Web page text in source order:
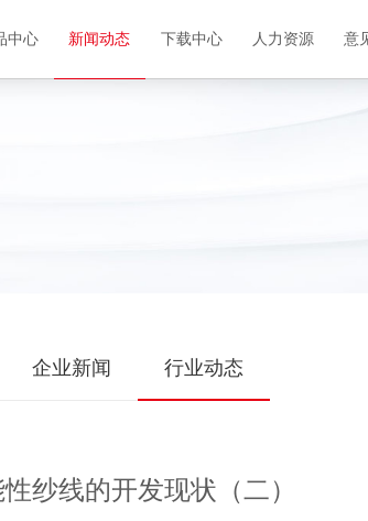
中心 新闻动态 下载中心 人力资源 意
企业新闻 行业动态
纱线的开发现状（二）